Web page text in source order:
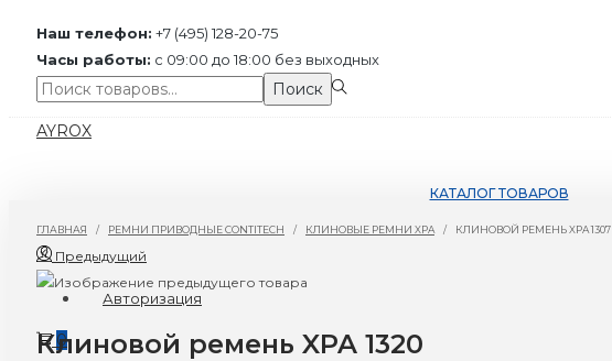
Наш телефон: +7 (495) 128-20-75
Часы работы: с 09:00 до 18:00 без выходных
Поиск:>
Поиск
Перейти
Перейти
AYROX
КАТАЛОГ ТОВАРОВ
Авторизация
0
ГЛАВНАЯ / РЕМНИ ПРИВОДНЫЕ CONTITECH / КЛИНОВЫЕ РЕМНИ XPA / КЛИНОВОЙ РЕМЕНЬ XPA 1307
Предыдущий
Клиновой ремень XPA 1320